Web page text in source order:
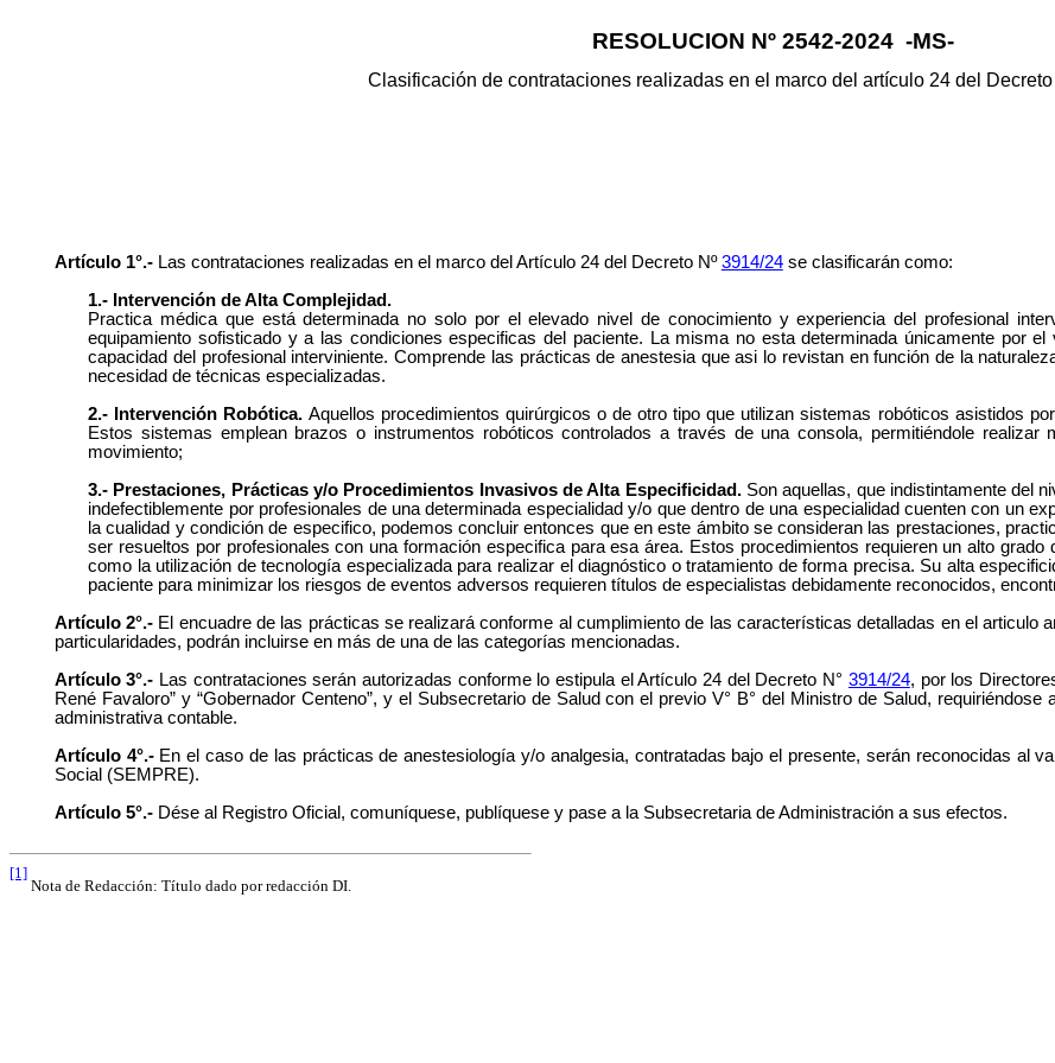
RESOLUCION Nº 2542-2024 -MS-
Clasificación de contrataciones realizadas en el marco del artículo 24 del Decreto
Artículo 1°.-Las contrataciones realizadas en el marco del Artículo 24 del Decreto Nº3914/24se clasificarán como:
1.- Intervención de Alta Complejidad.
Practica médica que está determinada no solo por el elevado nivel de conocimiento y experiencia del profesional
equipamiento sofisticado y a las condiciones especificas del paciente. La misma no esta determinada únicamente por
capacidad del profesional interviniente. Comprende las prácticas de anestesia que asi lo revistan en función de la
necesidad de técnicas especializadas.
2.- Intervención Robótica. Aquellos procedimientos quirúrgicos o de otro tipo que utilizan sistemas robóticos asistidos
Estos sistemas emplean brazos o instrumentos robóticos controlados a través de una consola, permitiéndole
movimiento;
3.- Prestaciones, Prácticas y/o Procedimientos Invasivos de Alta Especificidad.Son aquellas, que indistintamente del
indefectiblemente por profesionales de una determinada especialidad y/o que dentro de una especialidad cuenten con un
la cualidad y condición de especifico, podemos concluir entonces que en este ámbito se consideran las prestaciones,
ser resueltos por profesionales con una formación especifica para esa área. Estos procedimientos requieren un alto
como la utilización de tecnología especializada para realizar el diagnóstico o tratamiento de forma precisa. Su alta
paciente para minimizar los riesgos de eventos adversos requieren títulos de especialistas debidamente reconocidos,
Artículo 2°.- El encuadre de las prácticas se realizará conforme al cumplimiento de las características detalladas en el articulo
particularidades, podrán incluirse en más de una de las categorías mencionadas.
Artículo 3°.- Las contrataciones serán autorizadas conforme lo estipula el Artículo 24 del Decreto N° 3914/24, por los
René Favaloro” y “Gobernador Centeno”, y el Subsecretario de Salud con el previo V° B° del Ministro de Salud,
administrativa contable.
Artículo 4°.-En el caso de las prácticas de anestesiología y/o analgesia, contratadas bajo el presente, serán reconocidas al
Social (SEMPRE).
Artículo 5°.-Dése al Registro Oficial, comuníquese, publíquese y pase a la Subsecretaria de Administración a sus efectos.
[1]
Nota de Redacción: Título dado por redacción DI.